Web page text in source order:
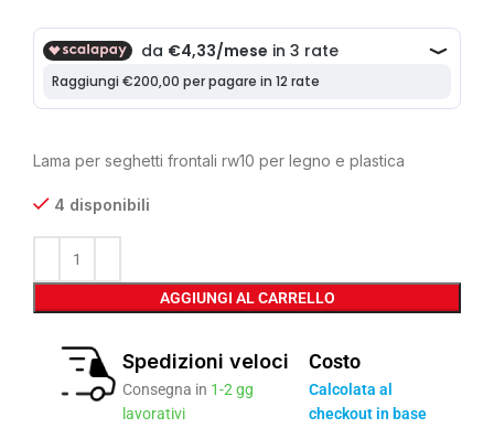
Lama per seghetti frontali rw10 per legno e plastica
4 disponibili
AGGIUNGI AL CARRELLO
Spedizioni veloci
Consegna in 1-2 gg
lavorativi
Costo
Calcolata al
checkout in base